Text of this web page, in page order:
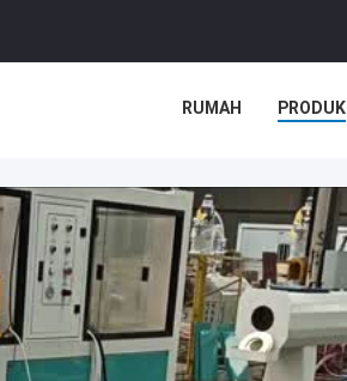
RUMAH PRODUK